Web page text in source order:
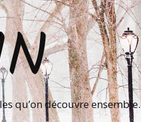
qu’on découvre ensemble.